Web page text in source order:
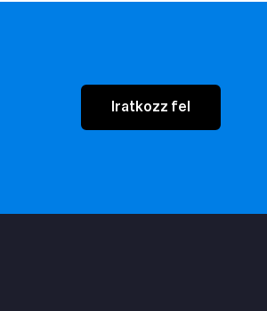
Iratkozz fel